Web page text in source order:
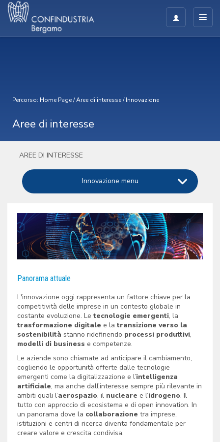
Percorso: Home Page/Aree di interesse/Innovazione
Aree di interesse
AREE DI INTERESSE
Innovazione menu
Panorama attuale
L'innovazione oggi rappresenta un fattore chiave per la
competitività delle imprese in un contesto globale in
costante evoluzione. Le tecnologie emergenti, la
trasformazione digitale e la transizione verso la
sostenibilità stanno ridefinendo processi produttivi,
modelli di business e competenze.
Le aziende sono chiamate ad anticipare il cambiamento,
cogliendo le opportunità offerte dalle tecnologie
emergenti come la digitalizzazione e l’intelligenza
artificiale, ma anche dall’interesse sempre più rilevante in
ambiti quali l’aerospazio, il nucleare e l’idrogeno. Il
tutto con approccio di ecosistema e di open innovation. In
un panorama dove la collaborazione tra imprese,
istituzioni e centri di ricerca diventa fondamentale per
creare valore e crescita condivisa.